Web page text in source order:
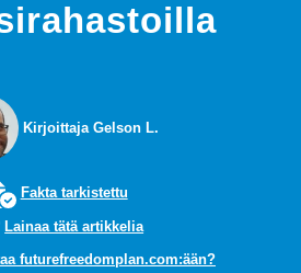
Kirjoittaja Gelson L.
Fakta tarkistettu
Lainaa tätä artikkelia
futurefreedomplan.com:ään?